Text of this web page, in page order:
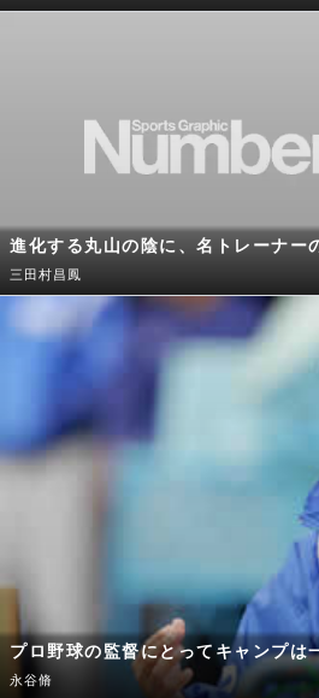
進化する丸山の陰に、名トレーナー
三田村昌鳳
プロ野球の監督にとってキャンプは
永谷脩